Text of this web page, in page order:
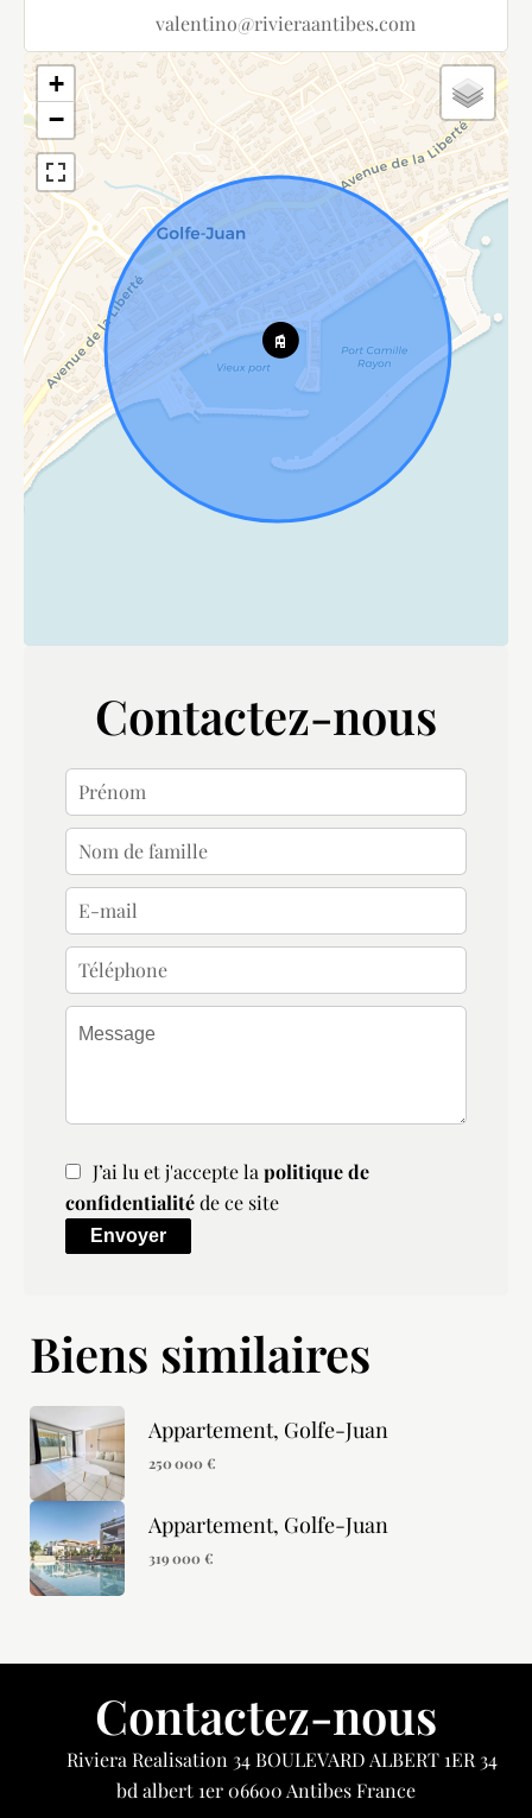
valentino@rivieraantibes.com
+
−
Contactez-nous
J’ai lu et j'accepte la politique de
confidentialitéde ce site
Envoyer
Biens similaires
Appartement, Golfe-Juan
250 000 €
Appartement, Golfe-Juan
319 000 €
Contactez-nous
Riviera Realisation 34 BOULEVARD ALBERT 1ER 34
bd albert 1er06600 Antibes France